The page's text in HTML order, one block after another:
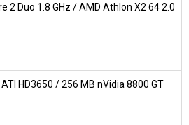
2 Duo 1.8 GHz / AMD Athlon X2 64 2.0
HD3650 / 256 MB nVidia 8800 GT